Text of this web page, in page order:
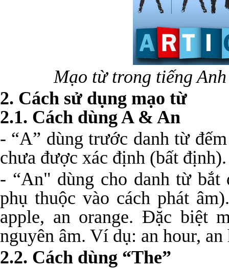
Mạo từ trong tiếng
2. Cách sử dụng mạo từ
2.1. Cách dùng A & An
- “A” dùng trước danh từ
chưa được xác định (bất định).
- “An" dùng cho danh từ bắt
phụ thuộc vào cách phát
apple, an orange. Đặc biệt
nguyên âm. Ví dụ: an hour, an
2.2. Cách dùng “The”